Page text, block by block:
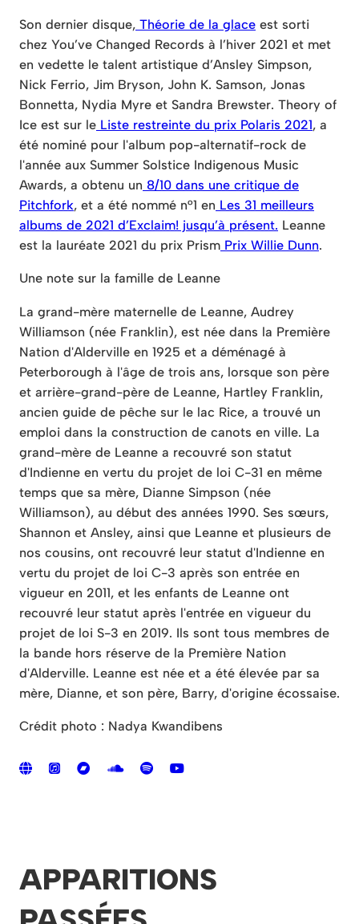
Son dernier disque, Théorie de la glace est sorti
chez You’ve Changed Records à l’hiver 2021 et met
en vedette le talent artistique d’Ansley Simpson,
Nick Ferrio, Jim Bryson, John K. Samson, Jonas
Bonnetta, Nydia Myre et Sandra Brewster. Theory of
Ice est sur le Liste restreinte du prix Polaris 2021, a
été nominé pour l'album pop-alternatif-rock de
l'année aux Summer Solstice Indigenous Music
Awards, a obtenu un 8/10 dans une critique de
Pitchfork, et a été nommé n°1 en Les 31 meilleurs
albums de 2021 d’Exclaim! jusqu’à présent. Leanne
est la lauréate 2021 du prix Prism Prix Willie Dunn.
Une note sur la famille de Leanne
La grand-mère maternelle de Leanne, Audrey
Williamson (née Franklin), est née dans la Première
Nation d'Alderville en 1925 et a déménagé à
Peterborough à l'âge de trois ans, lorsque son père
et arrière-grand-père de Leanne, Hartley Franklin,
ancien guide de pêche sur le lac Rice, a trouvé un
emploi dans la construction de canots en ville. La
grand-mère de Leanne a recouvré son statut
d'Indienne en vertu du projet de loi C-31 en même
temps que sa mère, Dianne Simpson (née
Williamson), au début des années 1990. Ses sœurs,
Shannon et Ansley, ainsi que Leanne et plusieurs de
nos cousins, ont recouvré leur statut d'Indienne en
vertu du projet de loi C-3 après son entrée en
vigueur en 2011, et les enfants de Leanne ont
recouvré leur statut après l'entrée en vigueur du
projet de loi S-3 en 2019. Ils sont tous membres de
la bande hors réserve de la Première Nation
d'Alderville. Leanne est née et a été élevée par sa
mère, Dianne, et son père, Barry, d'origine écossaise.
Crédit photo : Nadya Kwandibens
APPARITIONS